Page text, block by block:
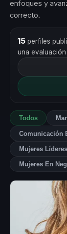
enfoques y
correcto.
15perfiles
una evaluación
Todos
Comunicación
Mujeres
Mujeres En